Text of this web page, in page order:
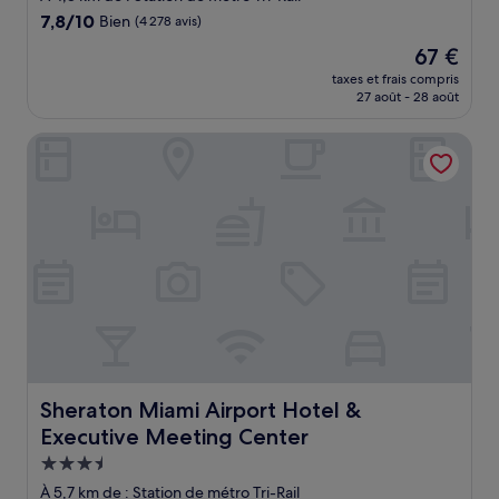
7.8
7,8/10 Bien (4 278 avis)
Le
nouveau
prix
de
67 €
67 €
taxes et frais compris
27 août - 28 août
Sheraton Miami Airport Hotel &
Executive Meeting Center
Sheraton Miami Airport Hotel & Executive Meeting
Hébergement
3.5 étoiles
À 5,7 km de : Station de métro Tri-Rail
Sheraton Miami Airport Hotel & Executive Meeting Center